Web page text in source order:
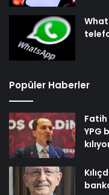
Popüler Haberler
Fatih
YPG